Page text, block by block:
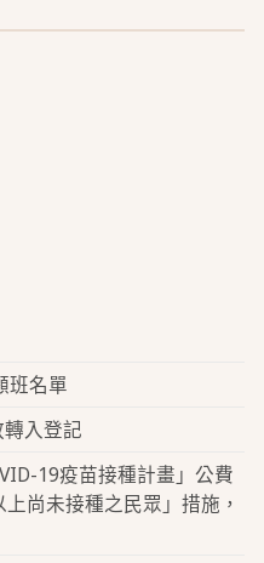
班名單
入登記
19疫苗接種計畫」公費
尚未接種之民眾」措施，